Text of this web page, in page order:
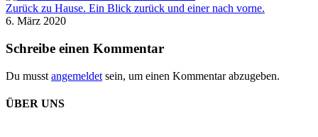
Zurück zu Hause. Ein Blick zurück und einer nach vorne.
6. März 2020
Schreibe einen Kommentar
Du musst angemeldet sein, um einen Kommentar abzugeben.
ÜBER UNS